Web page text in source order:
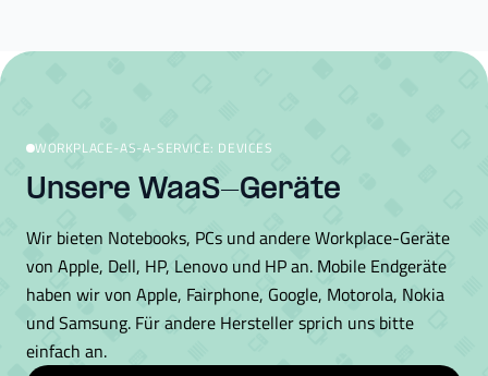
WORKPLACE-AS-A-SERVICE: DEVICES
Unsere WaaS-Geräte
Wir bieten Notebooks, PCs und andere Workplace-Geräte
von Apple, Dell, HP, Lenovo und HP an. Mobile Endgeräte
haben wir von Apple, Fairphone, Google, Motorola, Nokia
und Samsung. Für andere Hersteller sprich uns bitte
einfach an.